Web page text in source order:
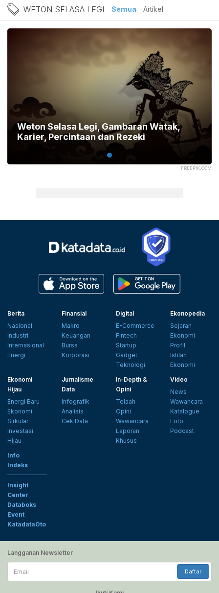
Berita Weton Selasa legi
WETON SELASA LEGI Semua Artikel
FREEPIK.COM
Weton Selasa Legi, Gambaran Watak,
Karier, Percintaan dan Rezeki
Berita
Nasional
Industri
Internasional
Energi
Finansial
Makro
Keuangan
Bursa
Korporasi
Digital
E-Commerce
Fintech
Startup
Gadget
Teknologi
Ekonopedia
Sejarah
Ekonomi
Profil
Istilah
Ekonomi
Ekonomi
Hijau
Energi Baru
Ekonomi
Sirkular
Investasi
Hijau
Jurnalisme
Data
Infografik
Analisis
Cek Data
In-Depth &
Opini
Telaah
Opini
Wawancara
Laporan
Khusus
Video
News
Wawancara
Katalogue
Foto
Podcast
Info
Indeks
Insight
Center
Databoks
Event
KatadataOto
Langganan Newsletter
Email
Daftar